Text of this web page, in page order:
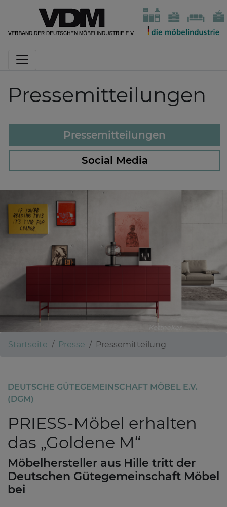
Pressemitteilungen
Pressemitteilungen
Social Media
Kettnaker
Startseite Presse Pressemitteilung
DEUTSCHE GÜTEGEMEINSCHAFT MÖBEL E.V.
(DGM)
PRIESS-Möbel erhalten
das „Goldene M“
Möbelhersteller aus Hille tritt der
Deutschen Gütegemeinschaft Möbel
bei